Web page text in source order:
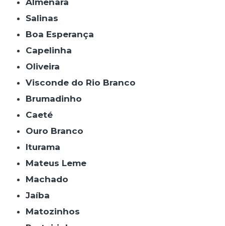
Salinas
Boa Esperança
Capelinha
Oliveira
Visconde do Rio Branco
Brumadinho
Caeté
Ouro Branco
Iturama
Mateus Leme
Machado
Jaíba
Matozinhos